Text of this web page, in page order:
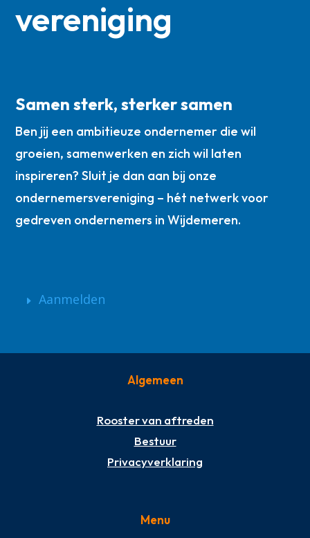
vereniging
Samen sterk, sterker samen
Ben jij een ambitieuze ondernemer die wil
groeien, samenwerken en zich wil laten
inspireren? Sluit je dan aan bij onze
ondernemersvereniging – hét netwerk voor
gedreven ondernemers in Wijdemeren.
Aanmelden
Algemeen
Rooster van aftreden
Bestuur
Privacyverklaring
Menu